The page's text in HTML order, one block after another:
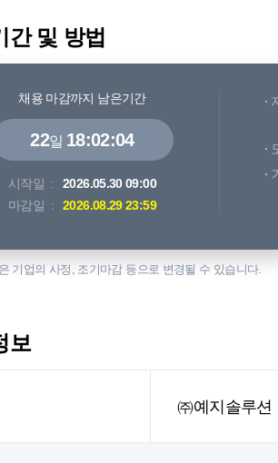
간 및 방법
채용 마감까지 남은기간
22일 18:02:03
시작일
2026.05.30 09:00
마감일
2026.08.29 23:59
기업의 사정, 조기마감 등으로 변경될 수 있습니다.
보
㈜예지솔루션